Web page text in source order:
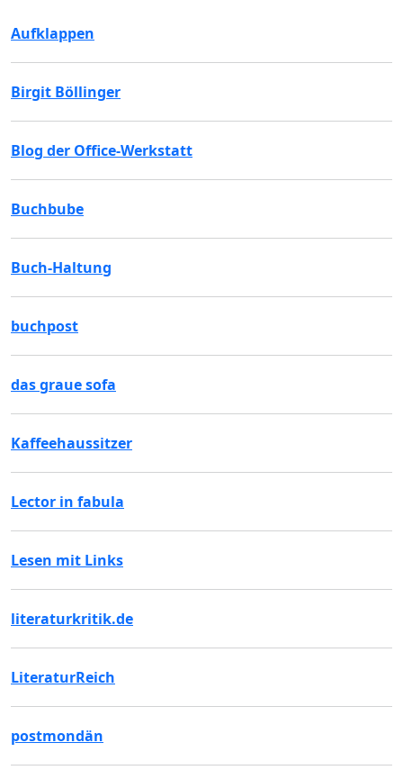
Aufklappen
Birgit Böllinger
Blog der Office-Werkstatt
Buchbube
Buch-Haltung
buchpost
das graue sofa
Kaffeehaussitzer
Lector in fabula
Lesen mit Links
literaturkritik.de
LiteraturReich
postmondän